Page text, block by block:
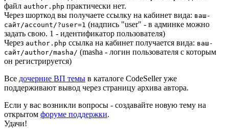
файл author.php практически нет.
Через шорткод вы получаете ссылку на кабинет вида: ваш-
сайт/account/?user=1 (надпись "user" - в админке можно
задать свою. 1 - идентификатор пользователя)
Через author.php ссылка на кабинет получается вида: ваш-
сайт/author/masha/ (masha - логин пользователя с которым
он регистрируется)
Все дочерние ВП темы в каталоге CodeSeller уже
поддерживают вывод через страницу архива автора.
Если у вас возникли вопросы - создавайте новую тему на
открытом форуме поддержки.
Удачи!